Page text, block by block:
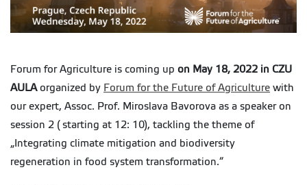
Forum for Agriculture is coming up on May 18, 2022 in CZU
AULAorganized by Forum for the Future of Agriculture with
our expert, Assoc. Prof. Miroslava Bavorova as a speaker on
session 2 ( starting at 12: 10), tackling the theme of
„Integrating climate mitigation and biodiversity
regeneration in food system transformation.“